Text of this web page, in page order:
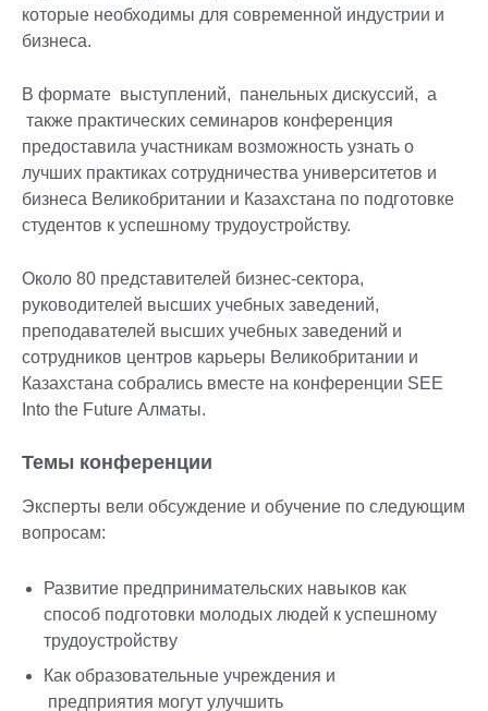
которые необходимы для современной индустрии и
бизнеса.
В формате выступлений, панельных дискуссий, а
также практических семинаров конференция
предоставила участникам возможность узнать о
лучших практиках сотрудничества университетов и
бизнеса Великобритании и Казахстана по подготовке
студентов к успешному трудоустройству.
Около 80 представителей бизнес-сектора,
руководителей высших учебных заведений,
преподавателей высших учебных заведений и
сотрудников центров карьеры Великобритании и
Казахстана собрались вместе на конференции SEE
Into the Future Алматы.
Темы конференции
Эксперты вели обсуждение и обучение по следующим
вопросам:
Развитие предпринимательских навыков как
способ подготовки молодых людей к успешному
трудоустройству
Как образовательные учреждения и
предприятия могут улучшить